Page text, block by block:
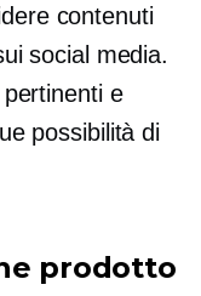
contenuti
social media.
e
possibilità di
prodotto